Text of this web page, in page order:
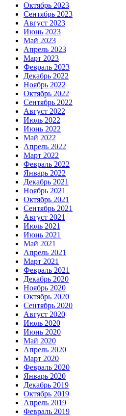
Октябрь 2023
Сентябрь 2023
Август 2023
Июнь 2023
Май 2023
Апрель 2023
Март 2023
Февраль 2023
Декабрь 2022
Ноябрь 2022
Октябрь 2022
Сентябрь 2022
Август 2022
Июль 2022
Июнь 2022
Май 2022
Апрель 2022
Март 2022
Февраль 2022
Январь 2022
Декабрь 2021
Ноябрь 2021
Октябрь 2021
Сентябрь 2021
Август 2021
Июль 2021
Июнь 2021
Май 2021
Апрель 2021
Март 2021
Февраль 2021
Декабрь 2020
Ноябрь 2020
Октябрь 2020
Сентябрь 2020
Август 2020
Июль 2020
Июнь 2020
Май 2020
Апрель 2020
Март 2020
Февраль 2020
Январь 2020
Декабрь 2019
Октябрь 2019
Апрель 2019
Февраль 2019